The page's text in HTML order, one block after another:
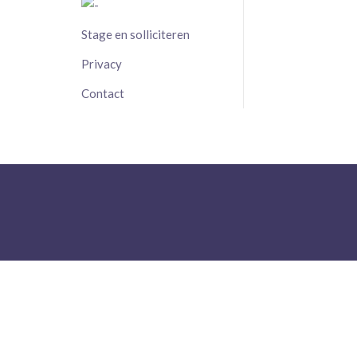
Stage en solliciteren
Privacy
Contact